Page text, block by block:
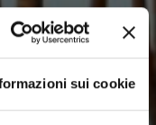
sui cookie